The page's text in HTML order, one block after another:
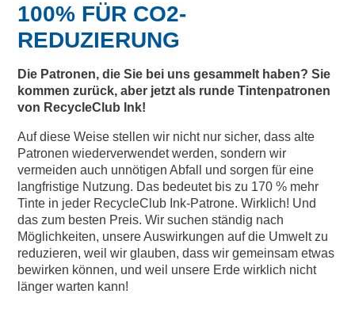
100% FÜR CO2-
REDUZIERUNG
Die Patronen, die Sie bei uns gesammelt haben? Sie
kommen zurück, aber jetzt als runde Tintenpatronen
von RecycleClub Ink!
Auf diese Weise stellen wir nicht nur sicher, dass alte
Patronen wiederverwendet werden, sondern wir
vermeiden auch unnötigen Abfall und sorgen für eine
langfristige Nutzung. Das bedeutet bis zu 170 % mehr
Tinte in jeder RecycleClub Ink-Patrone. Wirklich! Und
das zum besten Preis. Wir suchen ständig nach
Möglichkeiten, unsere Auswirkungen auf die Umwelt zu
reduzieren, weil wir glauben, dass wir gemeinsam etwas
bewirken können, und weil unsere Erde wirklich nicht
länger warten kann!